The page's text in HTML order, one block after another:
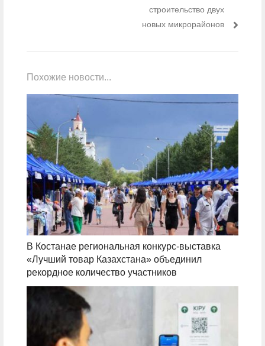
строительство двух
новых микрорайонов
Похожие новости...
В Костанае региональная конкурс-выставка
«Лучший товар Казахстана» объединил
рекордное количество участников